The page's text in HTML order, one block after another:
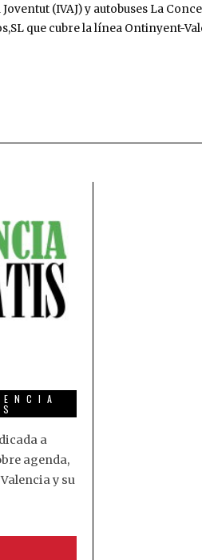
(IVAJ) y autobuses La
que cubre la línea Ontinyent-
a
agenda,
y su